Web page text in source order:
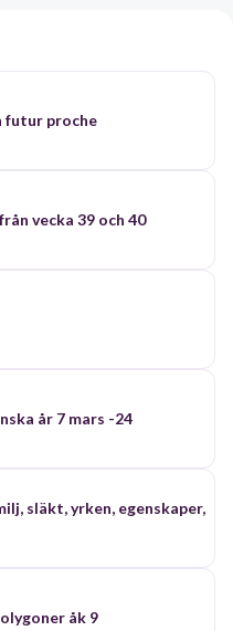
futur proche
vecka 39 och 40
år 7 mars -24
släkt, yrken, egenskaper,
åk 9